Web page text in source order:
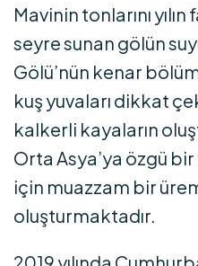
Mavinin tonlarını
seyre sunan gölün
Gölü’nün kenar
kuş yuvaları dikkat
kalkerli kayaların
Orta Asya’ya özgü
için muazzam bir
oluşturmaktadır.